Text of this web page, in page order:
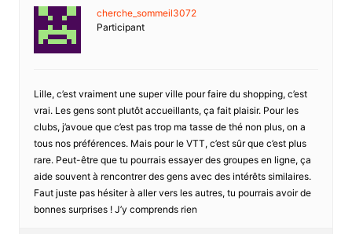
cherche_sommeil3072
Participant
Lille, c’est vraiment une super ville pour faire du shopping, c’est
vrai. Les gens sont plutôt accueillants, ça fait plaisir. Pour les
clubs, j’avoue que c’est pas trop ma tasse de thé non plus, on a
tous nos préférences. Mais pour le VTT, c’est sûr que c’est plus
rare. Peut-être que tu pourrais essayer des groupes en ligne, ça
aide souvent à rencontrer des gens avec des intérêts similaires.
Faut juste pas hésiter à aller vers les autres, tu pourrais avoir de
bonnes surprises ! J’y comprends rien